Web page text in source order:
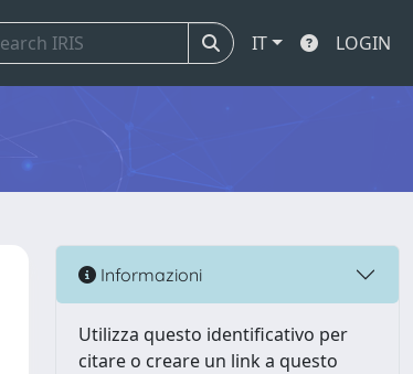
IT LOGIN
Informazioni
Utilizza questo identificativo per
citare o creare un link a questo